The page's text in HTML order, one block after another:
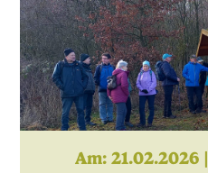
Am: 21.02.2026 |